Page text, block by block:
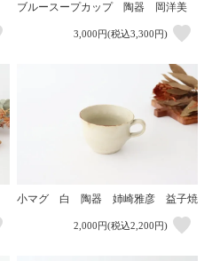
ブルースープカップ 陶器 岡洋美
3,000円(税込3,300円)
小マグ 白 陶器 姉崎雅彦 益子焼
2,000円(税込2,200円)